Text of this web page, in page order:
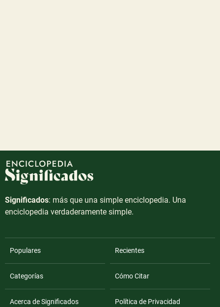
Significados: más que una simple enciclopedia. Una
enciclopedia verdaderamente simple.
Populares Recientes
Categorías Cómo Citar
Acerca de Significados Política de Privacidad